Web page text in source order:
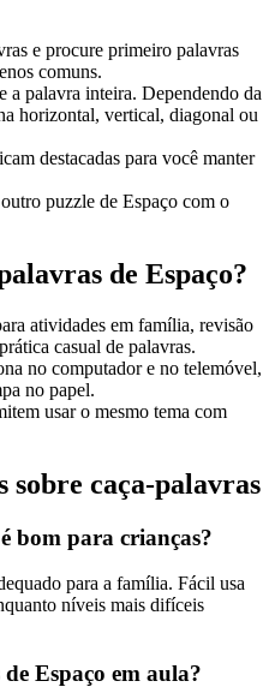
e procure primeiro palavras
comuns.
a palavra inteira. Dependendo da
horizontal, vertical, diagonal ou
destacadas para você manter
puzzle de Espaço com o
de Espaço?
atividades em família, revisão
casual de palavras.
no computador e no telemóvel,
no papel.
usar o mesmo tema com
sobre caça-palavras
bom para crianças?
para a família. Fácil usa
níveis mais difíceis
Espaço em aula?